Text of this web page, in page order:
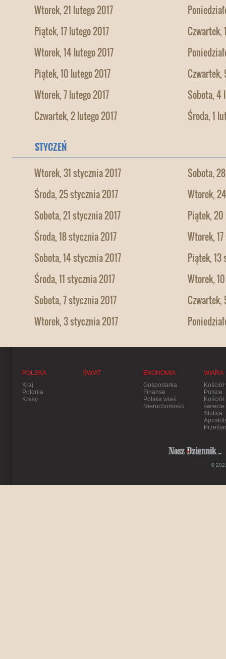
Wtorek, 21 lutego 2017
Piątek, 17 lutego 2017
Czwartek,
Wtorek, 14 lutego 2017
Piątek, 10 lutego 2017
Czwartek,
Wtorek, 7 lutego 2017
Sobota, 4
Czwartek, 2 lutego 2017
Środa, 1
STYCZEŃ
Wtorek, 31 stycznia 2017
Sobota,
Środa, 25 stycznia 2017
Wtorek,
Sobota, 21 stycznia 2017
Piątek,
Środa, 18 stycznia 2017
Wtorek,
Sobota, 14 stycznia 2017
Piątek, 13
Środa, 11 stycznia 2017
Wtorek,
Sobota, 7 stycznia 2017
Czwartek,
Wtorek, 3 stycznia 2017
POLSKA
Kraj
Polonia
Kresy
ŚWIAT
EKONOMIA
Gospodarka
Finanse
Polska wieś
Nieruchomości
WIARA
Kościół
Polsce
Kościół
świecie
Stolica
©